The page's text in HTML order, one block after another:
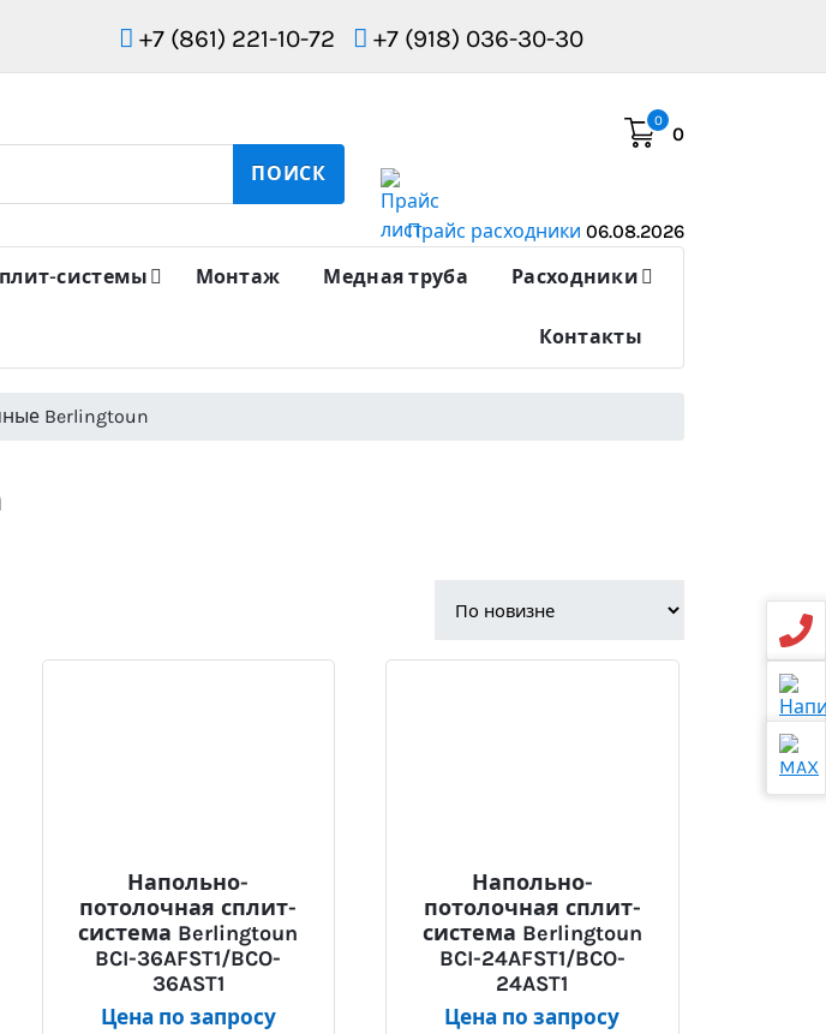
+7 (861) 221-10-72 +7 (918) 036-30-30
ПОИСК
0
0
Прайс расходники 06.08.2026
системы Монтаж Медная труба Расходники
Контакты
Berlingtoun
Напольно-
потолочная сплит-
система Berlingtoun
BCI-36AFST1/BCO-
36AST1
Цена по запросу
Напольно-
потолочная сплит-
система Berlingtoun
BCI-24AFST1/BCO-
24AST1
Цена по запросу